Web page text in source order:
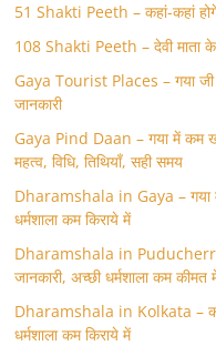
51 Shakti Peeth – कहां-कहां होगें
108 Shakti Peeth – देवी माता
Gaya Tourist Places – गया जी
जानकारी
Gaya Pind Daan – गया में कम
महत्व, विधि, तिथियाँ, सही समय
Dharamshala in Gaya – गया में
धर्मशाला कम किराये में
Dharamshala in Puducherry
जानकारी, अच्छी धर्मशाला कम कीमत
Dharamshala in Kolkata –
धर्मशाला कम किराये में